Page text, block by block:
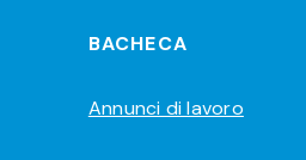
BACHECA
Annunci di lavoro